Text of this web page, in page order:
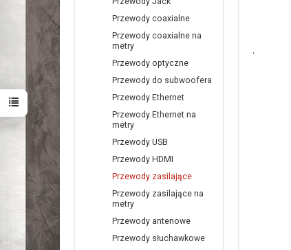
Przewody coaxialne
Przewody coaxialne na
metry
Przewody optyczne
Przewody do subwoofera
Przewody Ethernet
Przewody Ethernet na
metry
Przewody USB
Przewody HDMI
Przewody zasilające
Przewody zasilające na
metry
Przewody antenowe
Przewody słuchawkowe